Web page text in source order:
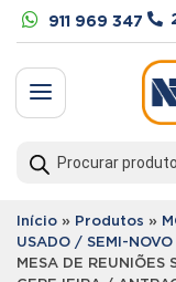
 911 969 347 
a
search
Início » Produtos »
USADO / SEMI-NOVO
MESA DE